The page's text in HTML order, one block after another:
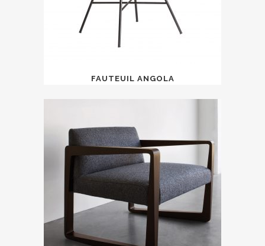
FAUTEUIL ANGOLA